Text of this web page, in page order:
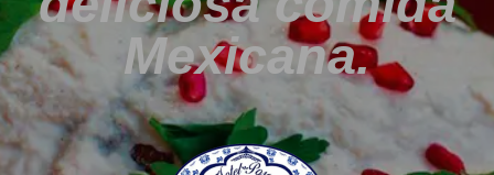
Mexicana.